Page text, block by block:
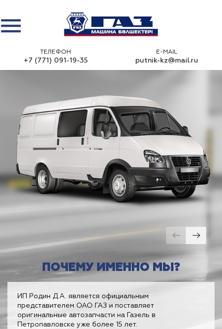
ТЕЛЕФОН
+7 (771) 091-19-35
E-MAIL
putnik-kz@mail.ru
ПОЧЕМУ ИМЕННО МЫ?
ИП Родин Д.А. является официальным
представителем ОАО ГАЗ и поставляет
оригинальные автозапчасти на Газель в
Петропавловске уже более 15 лет.